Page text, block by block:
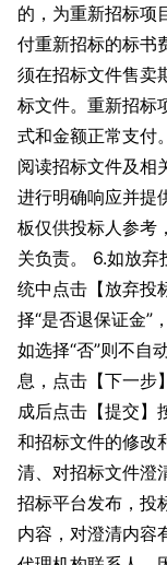
的，为重新招标项
付重新招标的标书
须在招标文件售卖
标文件。重新招标
式和金额正常支付
阅读招标文件及相
进行明确响应并提
板仅供投标人参考
关负责。 6.如放弃
统中点击【放弃投
择“是否退保证金”
如选择“否”则不自
息，点击【下一步
成后点击【提交】
和招标文件的修改
清、对招标文件澄
招标平台发布，投
内容，对澄清内容